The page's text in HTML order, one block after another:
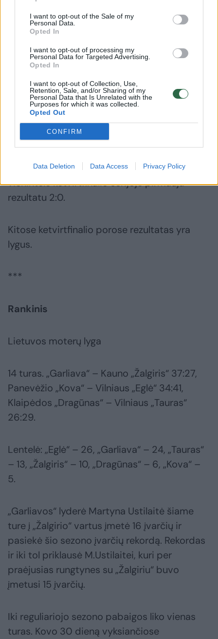
I want to opt-out of the Sale of my
Personal Data.
Opted In
I want to opt-out of processing my
Personal Data for Targeted Advertising.
Opted In
I want to opt-out of Collection, Use,
Retention, Sale, and/or Sharing of my
Personal Data that Is Unrelated with the
Purposes for which it was collected.
Opted Out
CONFIRM
Data Deletion Data Access Privacy Policy
76:79, „Telšiai“ – Kauno „Omega“ 81:72,
Ketvirtfinalio antrosios rungtynės. „Vytis“ –
„Olimpas“ 103:91 (serija 1:1), „Sūduva“ –
„Telšiai“ 80:68 (serija 1:1), „Perlas“ –
„Jurbarkas“ 77:75 (po 2 pratęsimų; serija 2:0).
Vilkaviškio komanda, sekmadienį per antrąjį
čempiono vardą ginantį Jurbarko klubą,
vienintelė ketvirtfinalio serijoje pirmauja
rezultatu 2:0.
Kitose ketvirtfinalio porose rezultatas yra
lygus.
***
Rankinis
Lietuvos moterų lyga
14 turas. „Garliava“ – Kauno „Žalgiris“ 37:27,
Panevėžio „Kova“ – Vilniaus „Eglė“ 34:41,
Klaipėdos „Dragūnas“ – Vilniaus „Tauras“
26:29.
Lentelė: „Eglė“ – 26, „Garliava“ – 24, „Tauras“
– 13, „Žalgiris“ – 10, „Dragūnas“ – 6, „Kova“ –
5.
„Garliavos“ lyderė Martyna Ustilaitė šiame
ture į „Žalgirio“ vartus įmetė 16 įvarčių ir
pasiekė šio sezono įvarčių rekordą. Rekordas
ir iki tol priklausė M.Ustilaitei, kuri per
praėjusias rungtynes su „Žalgiriu“ buvo
įmetusi 15 įvarčių.
Iki reguliariojo sezono pabaigos liko vienas
turas. Kovo 30 dieną vyksiančiose